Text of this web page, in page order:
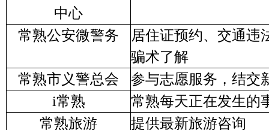
中心
常熟公安微警务
居住证预约、交通违
骗术了解
常熟市义警总会
参与志愿服务，结交
i常熟
常熟每天正在发生的
常熟旅游
提供最新旅游咨询